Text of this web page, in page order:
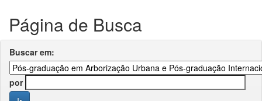
Página de Busca
Buscar em:
por